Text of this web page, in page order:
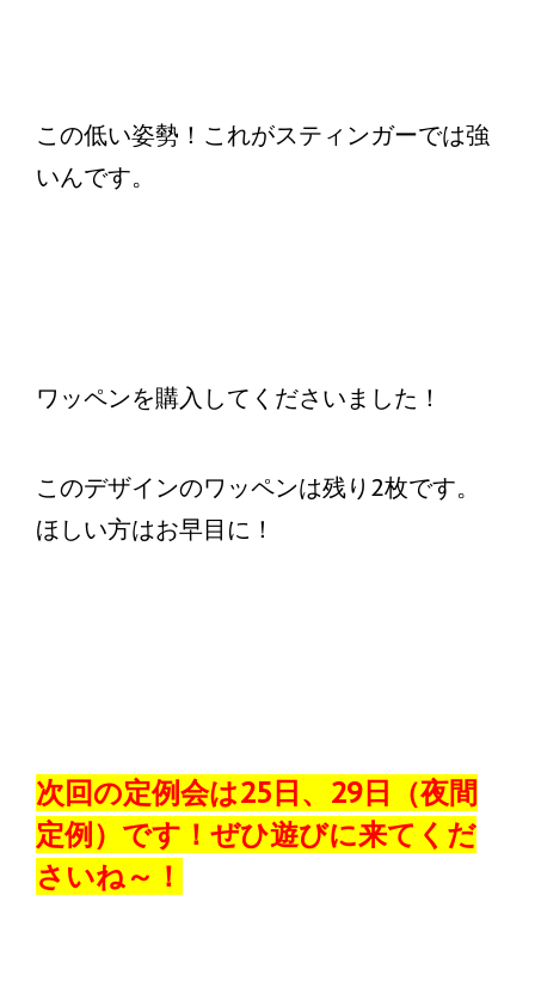
この低い姿勢！これがスティンガーでは強
いんです。
ワッペンを購入してくださいました！
このデザインのワッペンは残り2枚です。
ほしい方はお早目に！
次回の定例会は25日、29日（夜間
定例）です！ぜひ遊びに来てくだ
さいね～！